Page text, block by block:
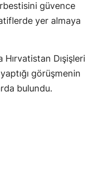
güvence
yer almaya
Dışişleri
görüşmenin
bulundu.